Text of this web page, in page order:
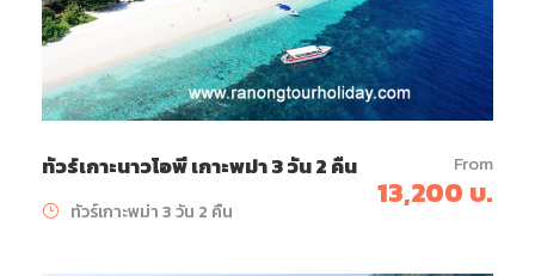
ทัวร์เกาะนาวโอพี เกาะพม่า 3 วัน 2 คืน From
13,200 บ.
ทัวร์เกาะพม่า 3 วัน 2 คืน